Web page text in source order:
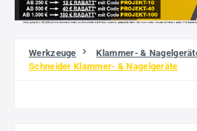
Werkzeuge
Klammer- &
Schneider Klammer- & Nagelgeräte